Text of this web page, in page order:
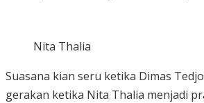
Nita Thalia
Suasana kian seru ketika Dimas
gerakan ketika Nita Thalia menjadi